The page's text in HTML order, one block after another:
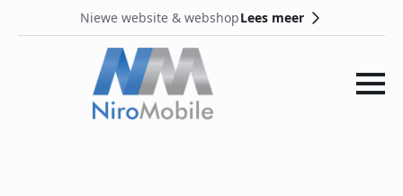
Niewe website & webshopLees meer